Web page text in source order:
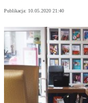
Publikacja: 10.05.2020 21:40